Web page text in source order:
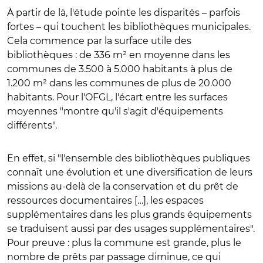
À partir de là, l'étude pointe les disparités – parfois
fortes – qui touchent les bibliothèques municipales.
Cela commence par la surface utile des
bibliothèques : de 336 m² en moyenne dans les
communes de 3.500 à 5.000 habitants à plus de
1.200 m² dans les communes de plus de 20.000
habitants. Pour l'OFGL, l'écart entre les surfaces
moyennes "montre qu'il s'agit d'équipements
différents".
En effet, si "l'ensemble des bibliothèques publiques
connaît une évolution et une diversification de leurs
missions au-delà de la conservation et du prêt de
ressources documentaires […], les espaces
supplémentaires dans les plus grands équipements
se traduisent aussi par des usages supplémentaires".
Pour preuve : plus la commune est grande, plus le
nombre de prêts par passage diminue, ce qui